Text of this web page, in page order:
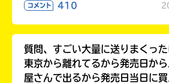
コメント 410
質問、すごい大量に送りまくっ
東京から離れてるから発売日か
屋さんで出るから発売日当日に